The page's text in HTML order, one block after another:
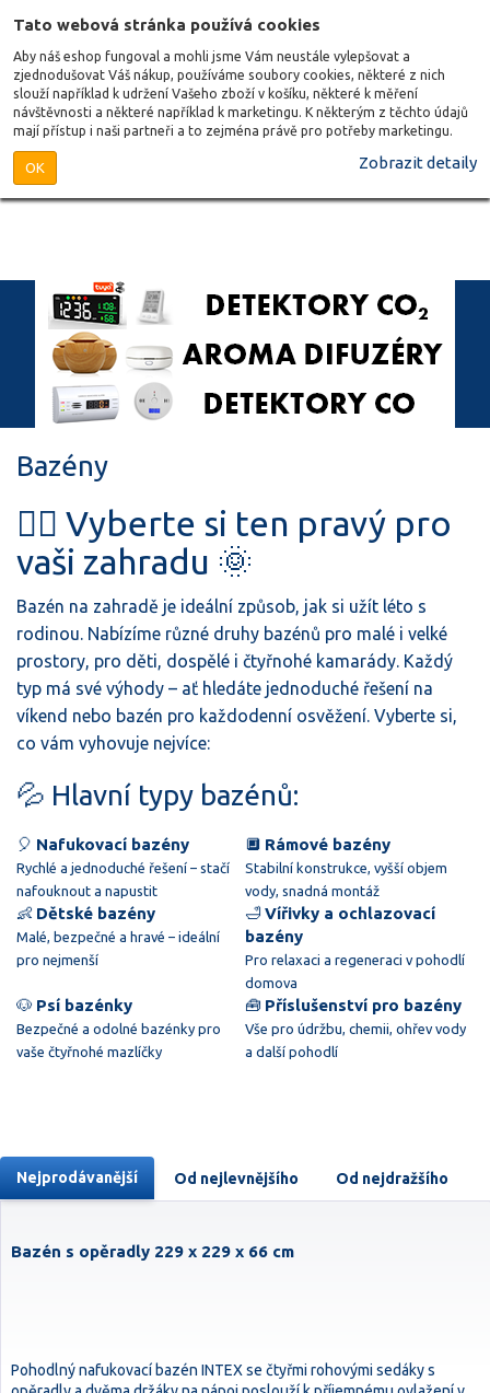
Tato webová stránka používá cookies
Aby náš eshop fungoval a mohli jsme Vám neustále vylepšovat a
zjednodušovat Váš nákup, používáme soubory cookies, některé z nich
slouží například k udržení Vašeho zboží v košíku, některé k měření
návštěvnosti a některé například k marketingu. K některým z těchto údajů
mají přístup i naši partneři a to zejména právě pro potřeby marketingu.
OK Zobrazit detaily
Bazény
🏊‍♂️ Vyberte si ten pravý pro
vaši zahradu 🌞
Bazén na zahradě je ideální způsob, jak si užít léto s
rodinou. Nabízíme různé druhy bazénů pro malé i velké
prostory, pro děti, dospělé i čtyřnohé kamarády. Každý
typ má své výhody – ať hledáte jednoduché řešení na
víkend nebo bazén pro každodenní osvěžení. Vyberte si,
co vám vyhovuje nejvíce:
💦 Hlavní typy bazénů:
🎈 Nafukovací bazény
Rychlé a jednoduché řešení – stačí
nafouknout a napustit
🔲 Rámové bazény
Stabilní konstrukce, vyšší objem
vody, snadná montáž
👶 Dětské bazény
Malé, bezpečné a hravé – ideální
pro nejmenší
🛁 Vířivky a ochlazovací
bazény
Pro relaxaci a regeneraci v pohodlí
domova
🐶 Psí bazénky
Bezpečné a odolné bazénky pro
vaše čtyřnohé mazlíčky
🧰 Příslušenství pro bazény
Vše pro údržbu, chemii, ohřev vody
a další pohodlí
Nejprodávanější Od nejlevnějšího Od nejdražšího
Bazén s opěradly 229 x 229 x 66 cm
Pohodlný nafukovací bazén INTEX se čtyřmi rohovými sedáky s